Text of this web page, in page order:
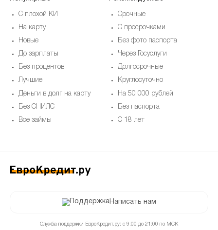
С плохой КИ
На карту
Новые
До зарплаты
Без процентов
Лучшие
Деньги в долг на карту
Без СНИЛС
Все займы
Срочные
С просрочками
Без фото паспорта
Через Госуслуги
Долгосрочные
Круглосуточно
На 50 000 рублей
Без паспорта
С 18 лет
Написать нам
Служба поддержки ЕвроКредит.ру: с 9:00 до 21:00 по МСК